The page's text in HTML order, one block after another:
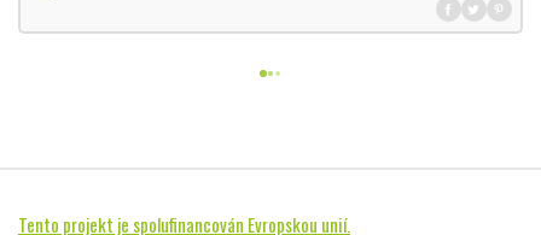
Tento projekt je spolufinancován Evropskou unií.